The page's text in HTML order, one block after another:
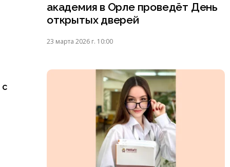
академия в Орле проведёт День
открытых дверей
23 марта 2026 г. 10:00